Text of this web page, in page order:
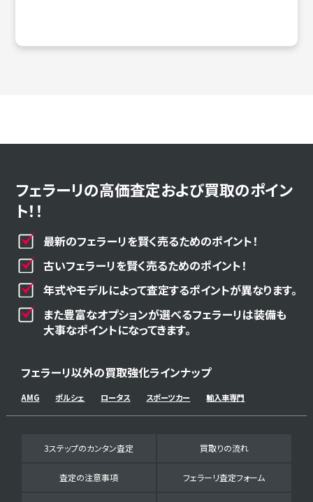
フェラーリの高価査定および買取のポイン
ト！！
最新のフェラーリを賢く売るためのポイント！
古いフェラーリを賢く売るためのポイント！
年式やモデルによって査定するポイントが異なります。
また豊富なオプションが選べるフェラーリは装備も
大事なポイントになってきます。
フェラーリ以外の買取強化ラインナップ
AMG ポルシェ ロータス スポーツカー 輸入車専門
3ステップのカンタン査定 買取りの流れ
査定の注意事項 フェラーリ査定フォーム